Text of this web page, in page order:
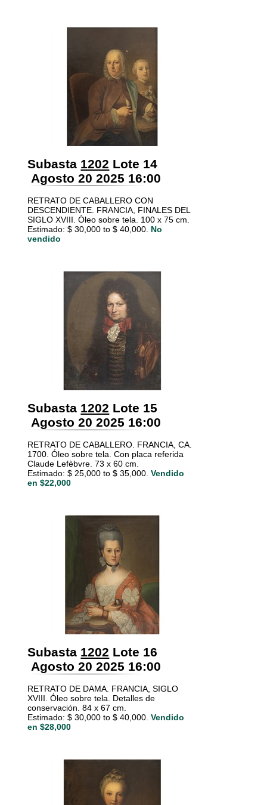
Subasta 1202 Lote 14
Agosto 20 2025 16:00
RETRATO DE CABALLERO CON
DESCENDIENTE. FRANCIA, FINALES DEL
SIGLO XVIII. Óleo sobre tela. 100 x 75 cm.
Estimado: $ 30,000 to $ 40,000. No
vendido
Subasta 1202 Lote 15
Agosto 20 2025 16:00
RETRATO DE CABALLERO. FRANCIA, CA.
1700. Óleo sobre tela. Con placa referida
Claude Lefèbvre. 73 x 60 cm.
Estimado: $ 25,000 to $ 35,000. Vendido
en $22,000
Subasta 1202 Lote 16
Agosto 20 2025 16:00
RETRATO DE DAMA. FRANCIA, SIGLO
XVIII. Óleo sobre tela. Detalles de
conservación. 84 x 67 cm.
Estimado: $ 30,000 to $ 40,000. Vendido
en $28,000